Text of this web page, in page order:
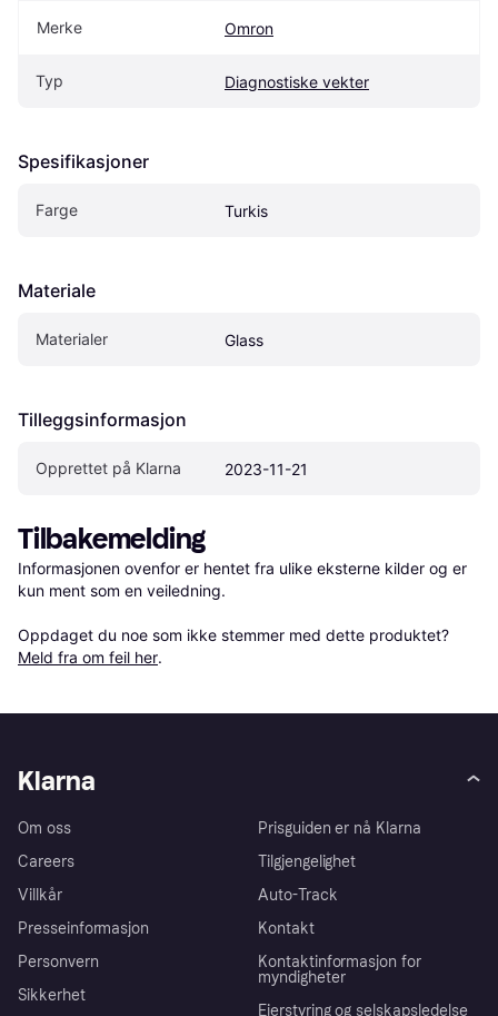
Merke Omron
Typ Diagnostiske vekter
Spesifikasjoner
Farge Turkis
Materiale
Materialer Glass
Tilleggsinformasjon
Opprettet på Klarna 2023-11-21
Tilbakemelding
Informasjonen ovenfor er hentet fra ulike eksterne kilder og er
kun ment som en veiledning.
Oppdaget du noe som ikke stemmer med dette produktet?
Meld fra om feil her.
Klarna
Om oss
Careers
Villkår
Presseinformasjon
Personvern
Sikkerhet
Prisguiden er nå Klarna
Tilgjengelighet
Auto-Track
Kontakt
Kontaktinformasjon for
myndigheter
Eierstyring og selskapsledelse